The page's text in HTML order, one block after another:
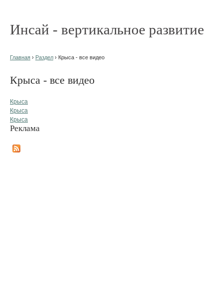
Инсай - вертикальное развитие
Главная › Раздел › Крыса - все видео
Крыса - все видео
Крыса
Крыса
Крыса
Реклама